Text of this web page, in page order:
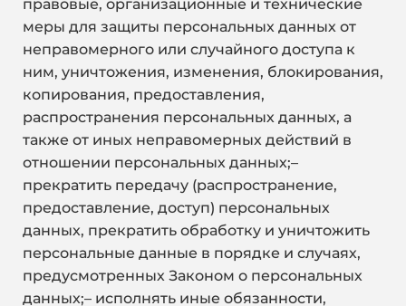
правовые, организационные и технические
меры для защиты персональных данных от
неправомерного или случайного доступа к
ним, уничтожения, изменения, блокирования,
копирования, предоставления,
распространения персональных данных, а
также от иных неправомерных действий в
отношении персональных данных;–
прекратить передачу (распространение,
предоставление, доступ) персональных
данных, прекратить обработку и уничтожить
персональные данные в порядке и случаях,
предусмотренных Законом о персональных
данных;– исполнять иные обязанности,